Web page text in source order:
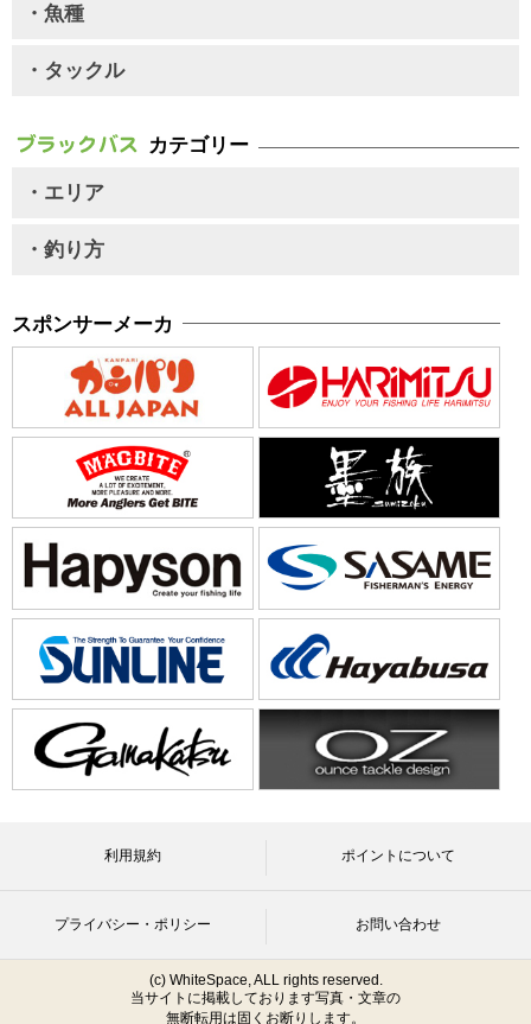
・魚種
・タックル
カテゴリー
・エリア
・釣り方
スポンサーメーカ
利用規約 ポイントについて
プライバシー・ポリシー お問い合わせ
(c) WhiteSpace, ALL rights reserved.
当サイトに掲載しております写真・文章の
無断転用は固くお断りします。